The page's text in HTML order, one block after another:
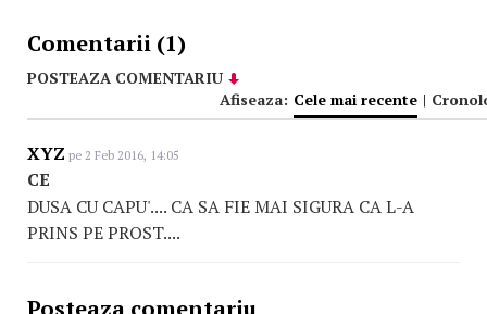
Comentarii (1)
POSTEAZA COMENTARIU
Afiseaza: Cele mai recente |
XYZ pe 2 Feb 2016, 14:05
CE
DUSA CU CAPU'.... CA SA FIE MAI SIGURA CA L-A
PRINS PE PROST....
Posteaza comentariu